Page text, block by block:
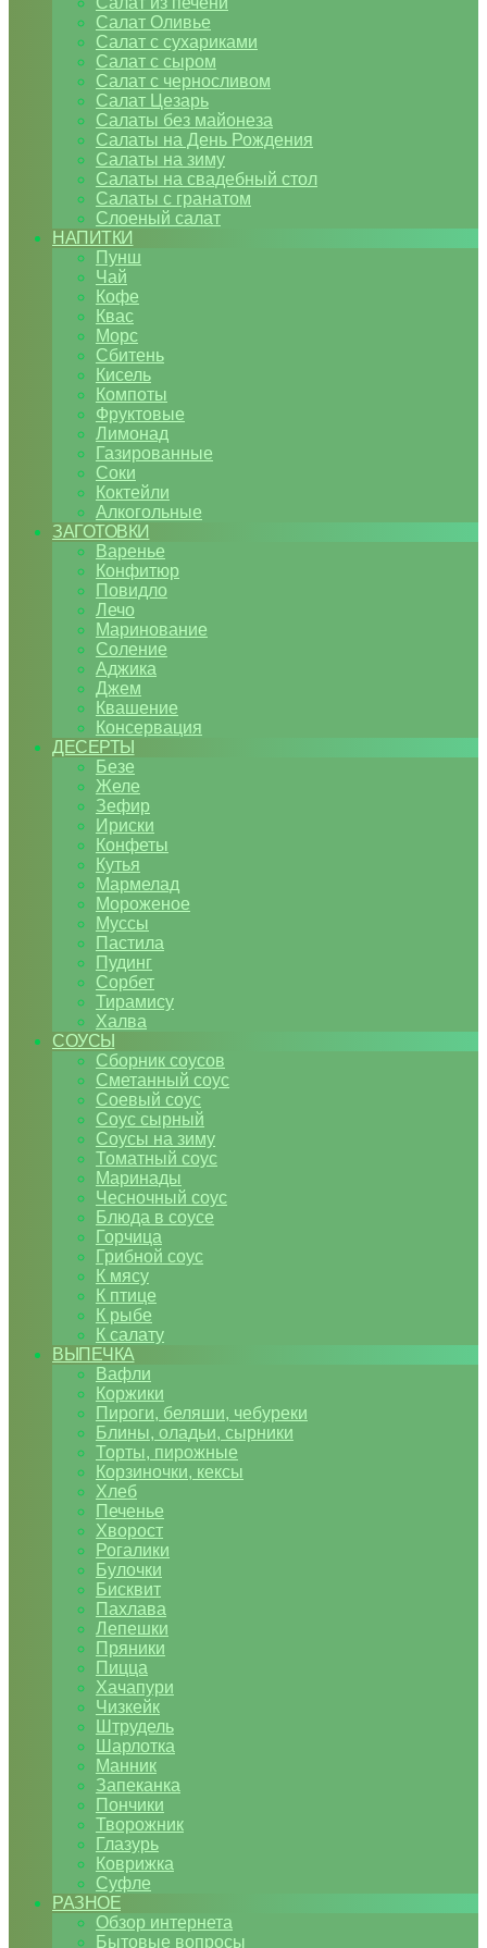
Салат Оливье
Салат с сухариками
Салат с сыром
Салат с черносливом
Салат Цезарь
Салаты без майонеза
Салаты на День Рождения
Салаты на зиму
Салаты на свадебный стол
Салаты с гранатом
Слоеный салат
НАПИТКИ
Пунш
Чай
Кофе
Квас
Морс
Сбитень
Кисель
Компоты
Фруктовые
Лимонад
Газированные
Соки
Коктейли
Алкогольные
ЗАГОТОВКИ
Варенье
Конфитюр
Повидло
Лечо
Маринование
Соление
Аджика
Джем
Квашение
Консервация
ДЕСЕРТЫ
Безе
Желе
Зефир
Ириски
Конфеты
Кутья
Мармелад
Мороженое
Муссы
Пастила
Пудинг
Сорбет
Тирамису
Халва
СОУСЫ
Сборник соусов
Сметанный соус
Соевый соус
Соус сырный
Соусы на зиму
Томатный соус
Маринады
Чесночный соус
Блюда в соусе
Горчица
Грибной соус
К мясу
К птице
К рыбе
К салату
ВЫПЕЧКА
Вафли
Коржики
Пироги, беляши, чебуреки
Блины, оладьи, сырники
Торты, пирожные
Корзиночки, кексы
Хлеб
Печенье
Хворост
Рогалики
Булочки
Бисквит
Пахлава
Лепешки
Пряники
Пицца
Хачапури
Чизкейк
Штрудель
Шарлотка
Манник
Запеканка
Пончики
Творожник
Глазурь
Коврижка
Суфле
РАЗНОЕ
Обзор интернета
Бытовые вопросы